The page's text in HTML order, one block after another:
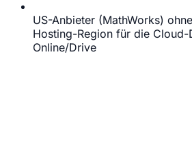
US-Anbieter (MathWorks)
Hosting-Region für die Cloud-
Online/Drive